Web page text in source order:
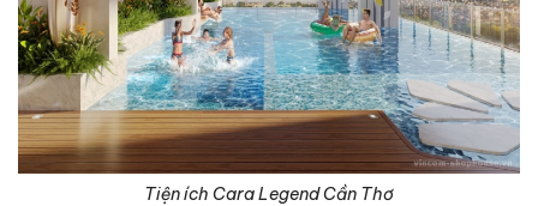
Tiện ích Cara Legend Cần Thơ